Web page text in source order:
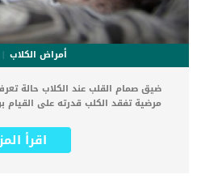
أمراض الكلاب
ضيق صمام القلب عند الكلاب حالة
مرضية تفقد الكلب قدرته على
(إحدى غرف القلب الأربعة للكلب) إلى
يسبب انسداد وضغط على القلب
اقرأ